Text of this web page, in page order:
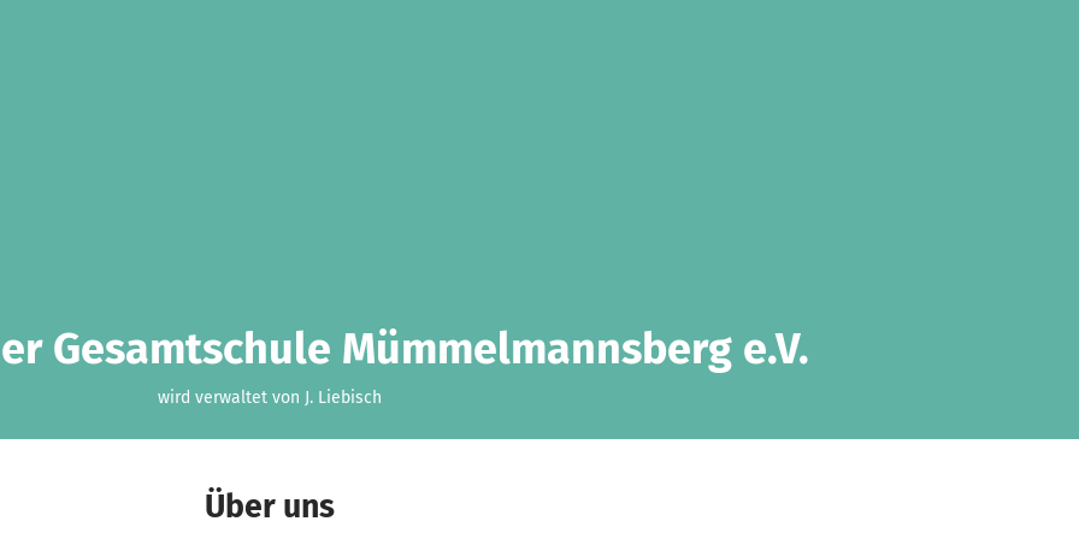
Gesamtschule Mümmelmannsberg e.V.
wird verwaltet von J. Liebisch
Über uns